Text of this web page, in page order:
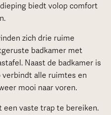
biedt volop comfort
zich drie ruime
badkamer met
Naast de badkamer is
alle ruimtes en
mooi naar voren.
vaste trap te bereiken.